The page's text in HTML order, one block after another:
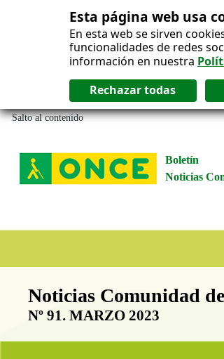
Esta página web usa
En esta web se sirven
funcionalidades de redes
información en nuestra
Salto al contenido
Boletín
Noticias
Boletín Noticias
Noticias Comunidad
Nº 91. MARZO 2023